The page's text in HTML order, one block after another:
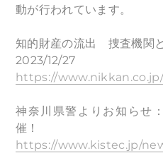
動が行われています。
知的財産の流出 捜査機関
2023/12/27
https://
神奈川県警よりお知らせ
催！
https://www.kistec.jp/